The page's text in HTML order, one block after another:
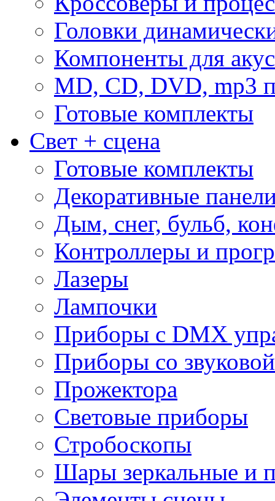
Головки
Компоненты для
MD, CD, DVD, mp3
Готовые комплекты
Свет + сцена
Готовые комплекты
Декоративные
Дым, снег, бульб,
Контроллеры и
Лазеры
Лампочки
Приборы с DMX
Приборы со
Прожектора
Световые приборы
Стробоскопы
Шары зеркальные и